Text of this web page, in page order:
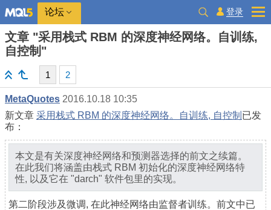
论坛 登录
文章 "采用栈式 RBM 的深度神经网络。自训练,
自控制"
1 2
MetaQuotes 2016.10.18 10:35
新文章 采用栈式 RBM 的深度神经网络。自训练, 自控制 已发
布：
本文是有关深度神经网络和预测器选择的前文之续篇。
在此我们将涵盖由栈式 RBM 初始化的深度神经网络特
性, 以及它在 "darch" 软件包里的实现。
第二阶段涉及微调, 在此神经网络由监督者训练。前文中已